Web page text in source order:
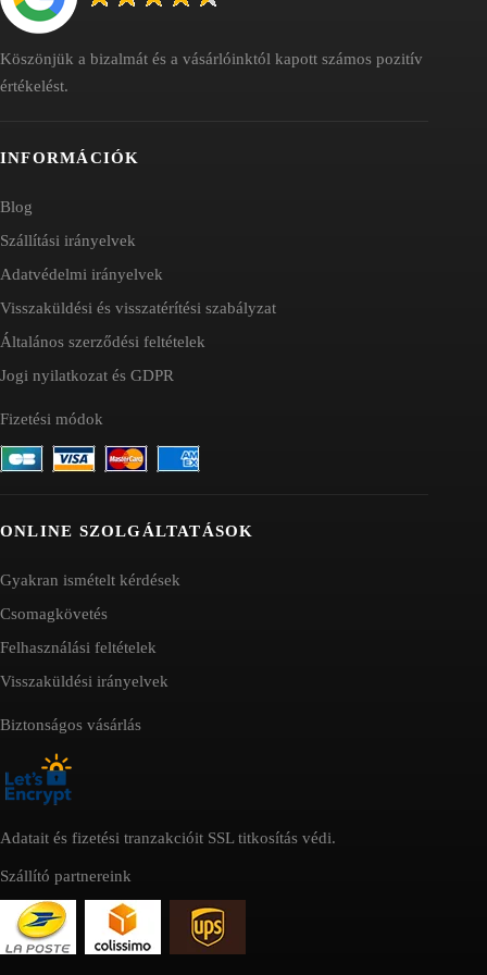
Köszönjük a bizalmát és a vásárlóinktól kapott számos pozitív
értékelést.
INFORMÁCIÓK
Blog
Szállítási irányelvek
Adatvédelmi irányelvek
Visszaküldési és visszatérítési szabályzat
Általános szerződési feltételek
Jogi nyilatkozat és GDPR
Fizetési módok
ONLINE SZOLGÁLTATÁSOK
Gyakran ismételt kérdések
Csomagkövetés
Felhasználási feltételek
Visszaküldési irányelvek
Biztonságos vásárlás
Adatait és fizetési tranzakcióit SSL titkosítás védi.
Szállító partnereink